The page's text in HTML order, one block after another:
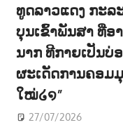
ທູດລາວແດງ ກະລ
ບຸນເຂົ້າພັນສາ ທີ່
ນາກ ທີກາຍເປັນ
ຜະເດັດການຄອມ
ໃໝ່໒໑”
27/07/2026